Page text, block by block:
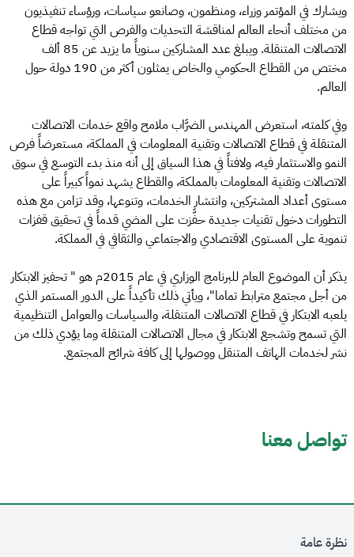
ويشارك في المؤتمر وزراء، ومنظمون، وصانعو سياسات، ورؤساء تنفيذيون
من مختلف أنحاء العالم لمناقشة التحديات والفرص التي تواجه قطاع
الاتصالات المتنقلة. ويبلغ عدد المشاركين سنوياً ما يزيد عن 85 ألف
مختص من القطاع الحكومي والخاص يمثلون أكثر من 190 دولة حول
العالم.
وفي كلمته، استعرض المهندس الضرَّاب ملامح واقع خدمات الاتصالات
المتنقلة في قطاع الاتصالات وتقنية المعلومات في المملكة، مستعرضاً فرص
النمو والاستثمار فيه، ولافتاً في هذا السياق إلى أنه منذ بدء التوسع في سوق
الاتصالات وتقنية المعلومات بالمملكة، والقطاع يشهد نمواً كبيراً على
مستوى أعداد المشتركين، وانتشار الخدمات، وتنوعها، وقد تزامن مع هذه
التطورات دخول تقنيات جديدة حفَّزت على المضي قدماً في تحقيق قفزات
تنموية على المستوى الاقتصادي والاجتماعي والثقافي في المملكة.
يذكر أن الموضوع العام للبرنامج الوزاري في عام 2015م هو " تحفيز الابتكار
من أجل مجتمع مترابط تماما"، ويأتي ذلك تأكيداً على الدور المستمر الذي
يلعبه الابتكار في قطاع الاتصالات المتنقلة، والسياسات والعوامل التنظيمية
التي تسمح وتشجع الابتكار في مجال الاتصالات المتنقلة وما يؤدي ذلك من
نشر لخدمات الهاتف المتنقل ووصولها إلى كافة شرائح المجتمع.
تواصل معنا
نظرة عامة